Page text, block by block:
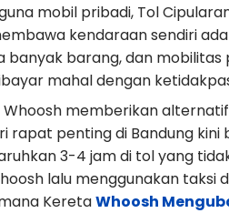
mobil pribadi, Tol
kendaraan sendiri
banyak barang, dan mobilitas
mahal dengan
Whoosh memberikan
rapat penting di Bandung kini
3-4 jam di tol yang
lalu menggunakan taksi
KeretaWhoosh